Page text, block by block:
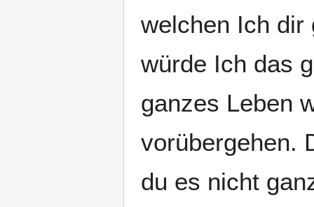
welchen Ich dir
würde Ich das
ganzes Leben
vorübergehen.
du es nicht